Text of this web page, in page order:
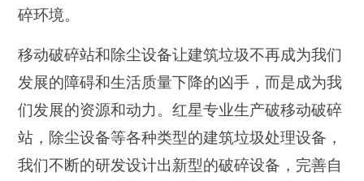
碎环境。
移动破碎站和除尘设备让建筑垃圾不再成为我们
发展的障碍和生活质量下降的凶手，而是成为我
们发展的资源和动力。红星专业生产破移动破碎
站，除尘设备等各种类型的建筑垃圾处理设备，
我们不断的研发设计出新型的破碎设备，完善自